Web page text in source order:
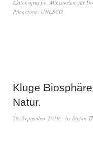
Aktionsgruppe, Ministerium für
Pflegezone, UNESCO
Kluge
Natur.
28. September 2019 by Stefan